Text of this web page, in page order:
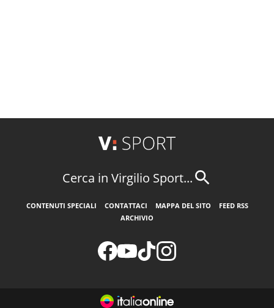
Cerca in Virgilio Sport...
CONTENUTI SPECIALI CONTATTACI MAPPA DEL SITO
FEED RSS
ARCHIVIO